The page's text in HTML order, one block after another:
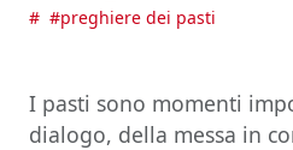
# #preghiere dei pasti
I pasti sono momenti
dialogo, della messa in